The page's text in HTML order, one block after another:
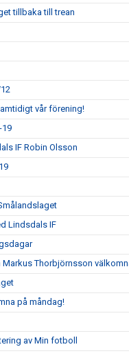
tillbaka till trean
vår förening!
19
IF Robin Olsson
Lindsdals IF
Thorbjörnsson
på måndag!
av Min fotboll